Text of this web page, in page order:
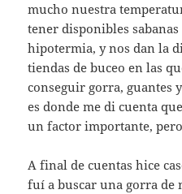
mucho nuestra
tener disponibles
hipotermia, y nos dan la
tiendas de buceo en las
conseguir gorra, guantes
es donde me di cuenta
un factor importante,
A final de cuentas hice
fuí a buscar una gorra